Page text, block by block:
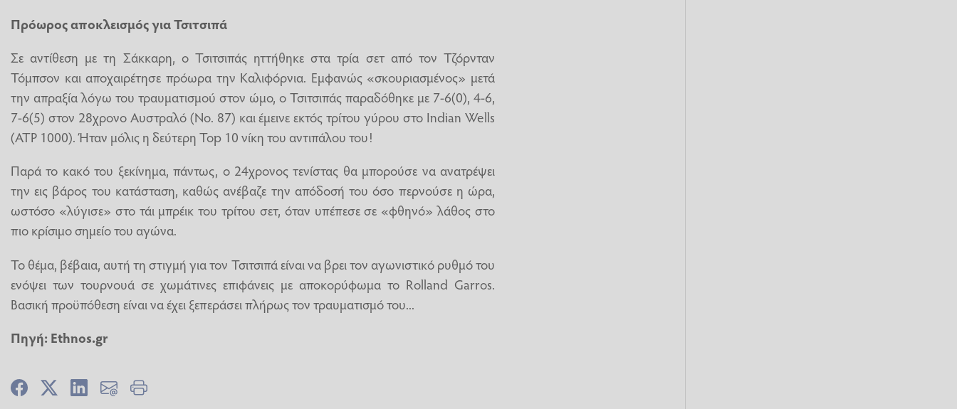
Πρόωρος αποκλεισμός για Τσιτσιπά
Σε αντίθεση με τη Σάκκαρη, ο Τσιτσιπάς ηττήθηκε στα τρία σετ από τον Τζόρνταν
Τόμπσον και αποχαιρέτησε πρόωρα την Καλιφόρνια. Εμφανώς «σκουριασμένος» μετά
την απραξία λόγω του τραυματισμού στον ώμο, ο Τσιτσιπάς παραδόθηκε με 7-6(0), 4-6,
7-6(5) στον 28χρονο Αυστραλό (Νο. 87) και έμεινε εκτός τρίτου γύρου στο Indian Wells
(ΑΤP 1000). Ήταν μόλις η δεύτερη Top 10 νίκη του αντιπάλου του!
Παρά το κακό του ξεκίνημα, πάντως, ο 24χρονος τενίστας θα μπορούσε να ανατρέψει
την εις βάρος του κατάσταση, καθώς ανέβαζε την απόδοσή του όσο περνούσε η ώρα,
ωστόσο «λύγισε» στο τάι μπρέικ του τρίτου σετ, όταν υπέπεσε σε «φθηνό» λάθος στο
πιο κρίσιμο σημείο του αγώνα.
Το θέμα, βέβαια, αυτή τη στιγμή για τον Τσιτσιπά είναι να βρει τον αγωνιστικό ρυθμό του
ενόψει των τουρνουά σε χωμάτινες επιφάνεις με αποκορύφωμα το Rolland Garros.
Βασική προϋπόθεση είναι να έχει ξεπεράσει πλήρως τον τραυματισμό του...
Πηγή: Ethnos.gr